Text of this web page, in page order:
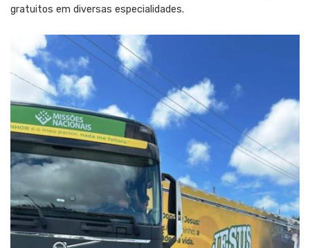
gratuitos em diversas especialidades.